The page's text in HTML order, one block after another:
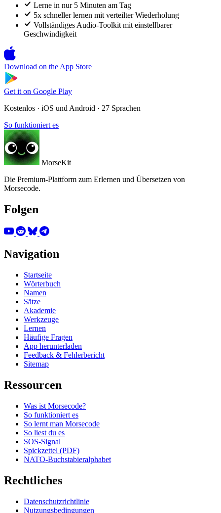
Lerne in nur 5 Minuten am Tag
5x schneller lernen mit verteilter Wiederholung
Vollständiges Audio-Toolkit mit einstellbarer
Geschwindigkeit
Download on the App Store
Get it on Google Play
Kostenlos · iOS und Android · 27 Sprachen
So funktioniert es
MorseKit
Die Premium-Plattform zum Erlernen und Übersetzen von
Morsecode.
Folgen
Navigation
Startseite
Wörterbuch
Namen
Sätze
Akademie
Werkzeuge
Lernen
Häufige Fragen
App herunterladen
Feedback & Fehlerbericht
Sitemap
Ressourcen
Was ist Morsecode?
So funktioniert es
So lernt man Morsecode
So liest du es
SOS-Signal
Spickzettel (PDF)
NATO-Buchstabieralphabet
Rechtliches
Datenschutzrichtlinie
Nutzungsbedingungen